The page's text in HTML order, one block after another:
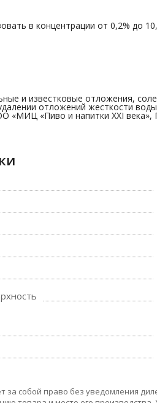
в концентрации от 0,2% до
и известковые отложения,
отложений жесткости
«МИЦ «Пиво и напитки XXI
за собой право без уведомления